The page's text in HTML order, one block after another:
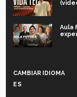
Aula
CAMBIAR IDIOMA
ES